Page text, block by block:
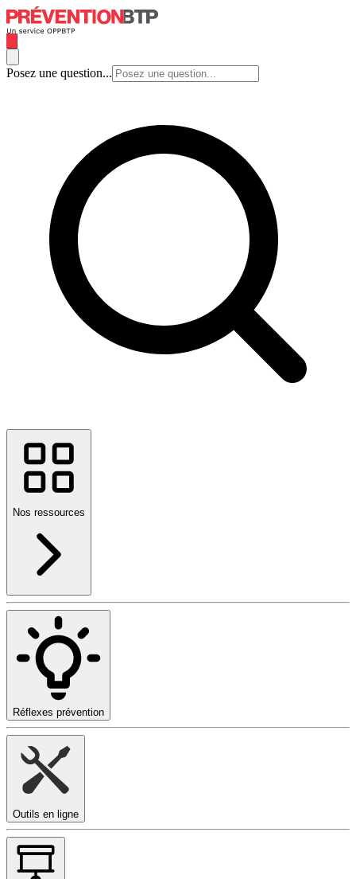
Posez une question...
Nos ressources
Réflexes prévention
Outils en ligne